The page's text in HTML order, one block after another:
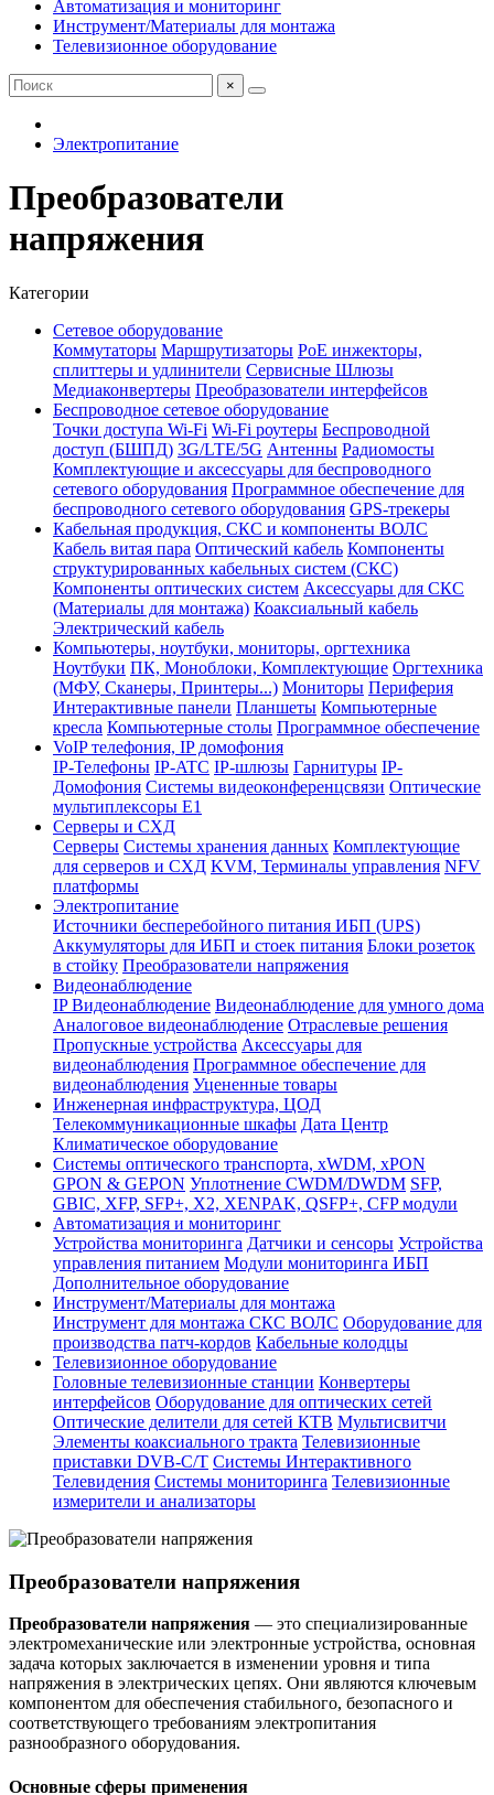
Автоматизация и мониторинг
Инструмент/Материалы для монтажа
Телевизионное оборудование
×
Электропитание
Преобразователи
напряжения
Категории
Сетевое оборудование
Коммутаторы Маршрутизаторы PoE инжекторы,
сплиттеры и удлинители Сервисные Шлюзы
Медиаконвертеры Преобразователи интерфейсов
Беспроводное сетевое оборудование
Точки доступа Wi-Fi Wi-Fi роутеры Беспроводной
доступ (БШПД) 3G/LTE/5G Антенны Радиомосты
Комплектующие и аксессуары для беспроводного
сетевого оборудования Программное обеспечение для
беспроводного сетевого оборудования GPS-трекеры
Кабельная продукция, СКС и компоненты ВОЛС
Кабель витая пара Оптический кабель Компоненты
структурированных кабельных систем (СКС)
Компоненты оптических систем Аксессуары для СКС
(Материалы для монтажа) Коаксиальный кабель
Электрический кабель
Компьютеры, ноутбуки, мониторы, оргтехника
Ноутбуки ПК, Моноблоки, Комплектующие Оргтехника
(МФУ, Сканеры, Принтеры...) Мониторы Периферия
Интерактивные панели Планшеты Компьютерные
кресла Компьютерные столы Программное обеспечение
VoIP телефония, IP домофония
IP-Телефоны IP-ATC IP-шлюзы Гарнитуры IP-
Домофония Системы видеоконференцсвязи Оптические
мультиплексоры Е1
Серверы и СХД
Серверы Системы хранения данных Комплектующие
для серверов и СХД KVM, Терминалы управления NFV
платформы
Электропитание
Источники бесперебойного питания ИБП (UPS)
Аккумуляторы для ИБП и стоек питания Блоки розеток
в стойку Преобразователи напряжения
Видеонаблюдение
IP Видеонаблюдение Видеонаблюдение для умного дома
Аналоговое видеонаблюдение Отраслевые решения
Пропускные устройства Аксессуары для
видеонаблюдения Программное обеспечение для
видеонаблюдения Уцененные товары
Инженерная инфраструктура, ЦОД
Телекоммуникационные шкафы Дата Центр
Климатичeское оборудование
Системы оптического транспорта, xWDM, xPON
GPON & GEPON Уплотнение CWDM/DWDM SFP,
GBIC, XFP, SFP+, X2, XENPAK, QSFP+, CFP модули
Автоматизация и мониторинг
Устройства мониторинга Датчики и сенсоры Устройства
управления питанием Модули мониторинга ИБП
Дополнительное оборудование
Инструмент/Материалы для монтажа
Инструмент для монтажа СКС ВОЛС Оборудование для
производства патч-кордов Кабельные колодцы
Телевизионное оборудование
Головные телевизионные станции Конвертеры
интерфейсов Оборудование для оптических сетей
Оптические делители для сетей КТВ Мультисвитчи
Элементы коаксиального тракта Телевизионные
приставки DVB-C/T Системы Интерактивного
Телевидения Системы мониторинга Телевизионные
измерители и анализаторы
Преобразователи напряжения
Преобразователи напряжения — это специализированные
электромеханические или электронные устройства, основная
задача которых заключается в изменении уровня и типа
напряжения в электрических цепях. Они являются ключевым
компонентом для обеспечения стабильного, безопасного и
соответствующего требованиям электропитания
разнообразного оборудования.
Основные сферы применения